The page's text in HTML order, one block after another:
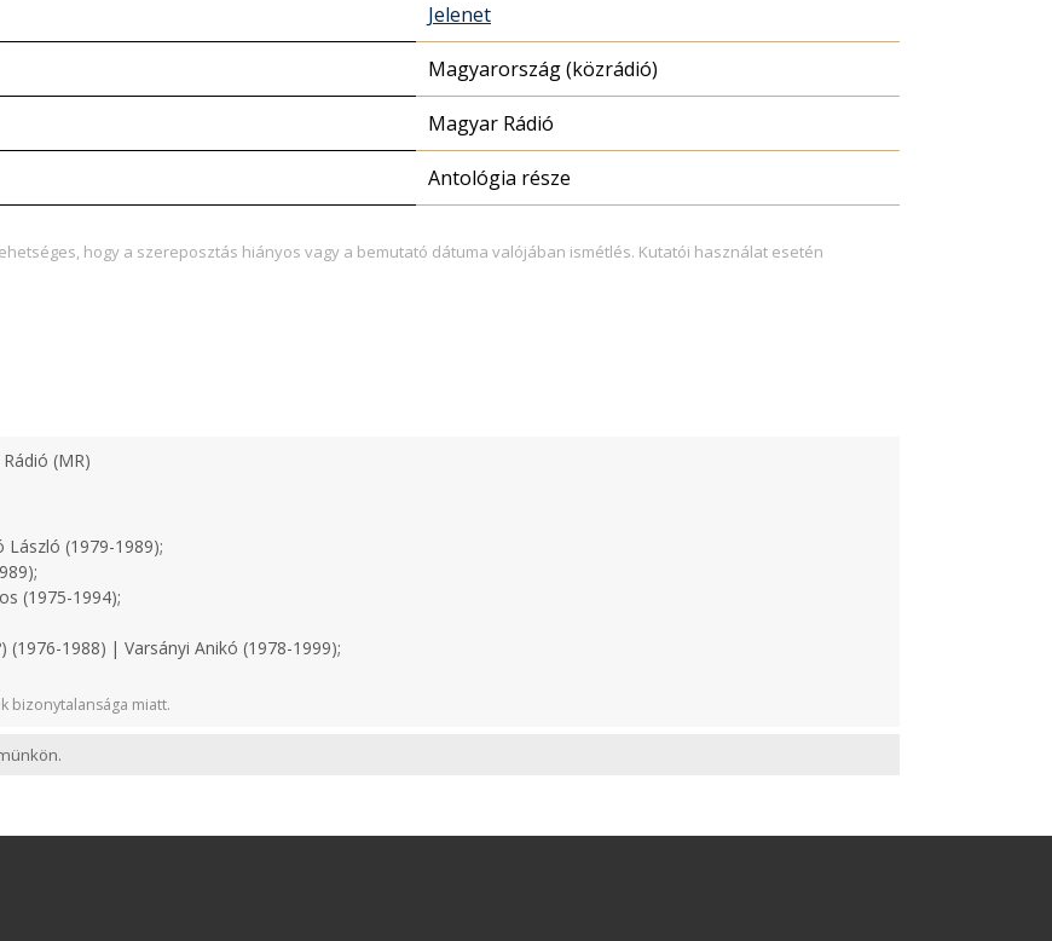
Jelenet
Magyarország (közrádió)
Magyar Rádió
Antológia része
hogy a szereposztás hiányos vagy a bemutató dátuma valójában ismétlés. Kutatói használat esetén
(MR)
László (1979-1989);
(1975-1994);
(1976-1988) | Varsányi Anikó (1978-1999);
bizonytalansága miatt.